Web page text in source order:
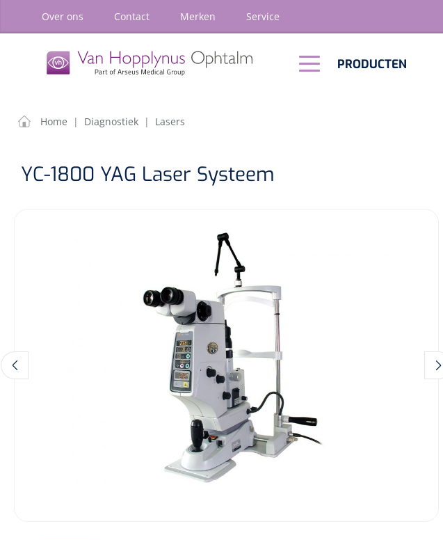
Ga naar de hoofdnavigatie
Over ons Contact Merken Service
PRODUCTEN
Diagnostiek
FILTEREN
Home | Diagnostiek | Lasers
YC-1800 YAG Laser Systeem